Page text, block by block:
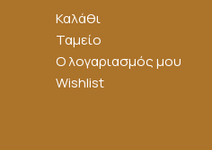
Καλάθι
Ταμείο
Ο λογαριασμός μου
Wishlist